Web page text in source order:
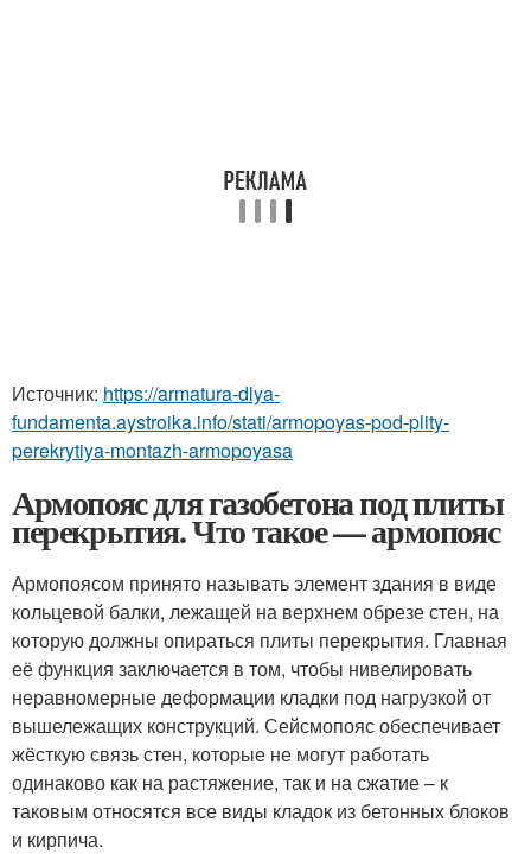
Источник: https://armatura-dlya-
fundamenta.aystroika.info/stati/armopoyas-pod-plity-
perekrytiya-montazh-armopoyasa
Армопояс для газобетона под плиты
перекрытия. Что такое — армопояс
Армопоясом принято называть элемент здания в виде
кольцевой балки, лежащей на верхнем обрезе стен, на
которую должны опираться плиты перекрытия. Главная
её функция заключается в том, чтобы нивелировать
неравномерные деформации кладки под нагрузкой от
вышележащих конструкций. Сейсмопояс обеспечивает
жёсткую связь стен, которые не могут работать
одинаково как на растяжение, так и на сжатие – к
таковым относятся все виды кладок из бетонных блоков
и кирпича.